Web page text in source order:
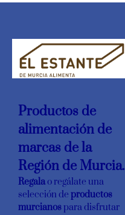
Productos de
alimentación de
marcas de la
Región de Murcia.
Regalao regálate una
selección de productos
murcianospara disfrutar